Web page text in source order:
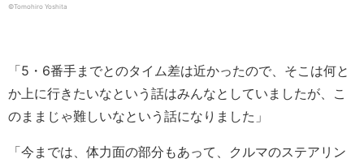
©︎Tomohiro Yoshita
「5・6番手までとのタイム差は近かったので、そこは何と
か上に行きたいなという話はみんなとしていましたが、こ
のままじゃ難しいなという話になりました」
「今までは、体力面の部分もあって、クルマのステアリン